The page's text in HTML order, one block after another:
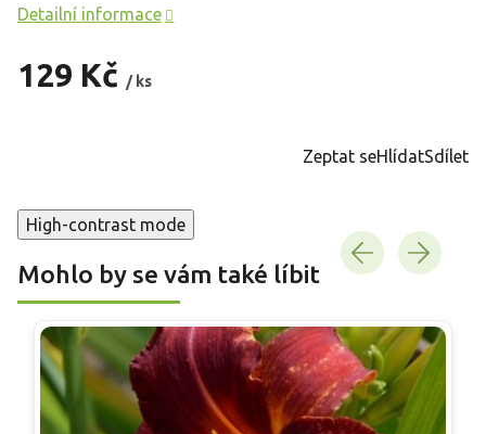
129 Kč / ks
Detailní informace
Zeptat seHlídatSdílet
High-contrast mode
Mohlo by se vám také líbit